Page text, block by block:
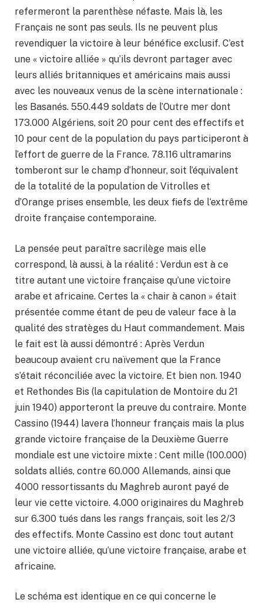
refermeront la parenthèse néfaste. Mais là, les
Français ne sont pas seuls. Ils ne peuvent plus
revendiquer la victoire à leur bénéfice exclusif. C’est
une « victoire alliée » qu’ils devront partager avec
leurs alliés britanniques et américains mais aussi
avec les nouveaux venus de la scène internationale :
les Basanés. 550.449 soldats de l’Outre mer dont
173.000 Algériens, soit 20 pour cent des effectifs et
10 pour cent de la population du pays participeront à
l’effort de guerre de la France. 78.116 ultramarins
tomberont sur le champ d’honneur, soit l’équivalent
de la totalité de la population de Vitrolles et
d’Orange prises ensemble, les deux fiefs de l‘extrême
droite française contemporaine.
La pensée peut paraître sacrilège mais elle
correspond, là aussi, à la réalité : Verdun est à ce
titre autant une victoire française qu’une victoire
arabe et africaine. Certes la « chair à canon » était
présentée comme étant de peu de valeur face à la
qualité des stratèges du Haut commandement. Mais
le fait est là aussi démontré : Après Verdun
beaucoup avaient cru naïvement que la France
s’était réconciliée avec la victoire. Et bien non. 1940
et Rethondes Bis (la capitulation de Montoire du 21
juin 1940) apporteront la preuve du contraire. Monte
Cassino (1944) lavera l’honneur français mais la plus
grande victoire française de la Deuxième Guerre
mondiale est une victoire mixte : Cent mille (100.000)
soldats alliés, contre 60.000 Allemands, ainsi que
4000 ressortissants du Maghreb auront payé de
leur vie cette victoire. 4.000 originaires du Maghreb
sur 6.300 tués dans les rangs français, soit les 2/3
des effectifs. Monte Cassino est donc tout autant
une victoire alliée, qu’une victoire française, arabe et
africaine.
Le schéma est identique en ce qui concerne le